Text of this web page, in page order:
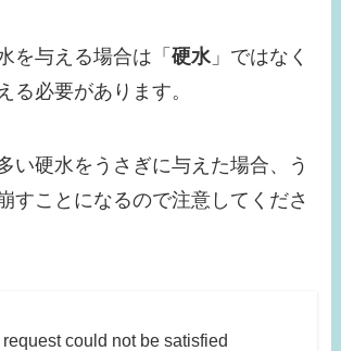
を与える場合は「硬水 」ではなく
る必要があります。
い硬水をうさぎに与えた場合、う
すことになるので注意してくださ
could not be satisfied